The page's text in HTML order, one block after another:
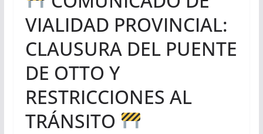
VIALIDAD PROVINCIAL:
CLAUSURA DEL PUENTE
DE OTTO Y
RESTRICCIONES AL
TRÁNSITO